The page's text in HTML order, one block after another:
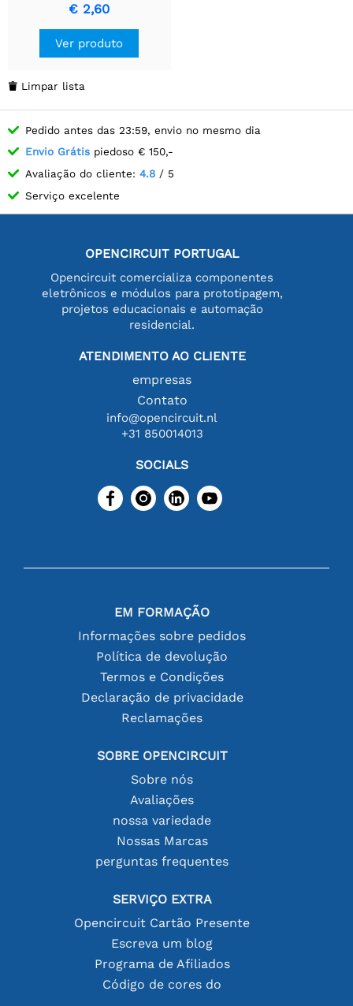
Megohms
€ 2,60
Ver produto
 Limpar lista
Pedido antes das 23:59, envio no mesmo dia
Envio Grátis piedoso € 150,-
Avaliação do cliente: 4.8 / 5
Serviço excelente
OPENCIRCUIT PORTUGAL
Opencircuit comercializa componentes
eletrônicos e módulos para prototipagem,
projetos educacionais e automação
residencial.
ATENDIMENTO AO CLIENTE
empresas
Contato
info@opencircuit.nl
+31 850014013
SOCIALS
EM FORMAÇÃO
Informações sobre pedidos
Política de devolução
Termos e Condições
Declaração de privacidade
Reclamações
SOBRE OPENCIRCUIT
Sobre nós
Avaliações
nossa variedade
Nossas Marcas
perguntas frequentes
SERVIÇO EXTRA
Opencircuit Cartão Presente
Escreva um blog
Programa de Afiliados
Código de cores do